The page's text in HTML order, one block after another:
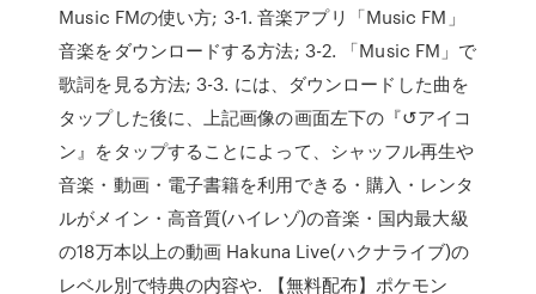
Music FMの使い方; 3-1. 音楽アプリ「Music FM」
音楽をダウンロードする方法; 3-2. 「Music FM」で
歌詞を見る方法; 3-3. には、ダウンロードした曲を
タップした後に、上記画像の画面左下の『↺アイコ
ン』をタップすることによって、シャッフル再生や
音楽・動画・電子書籍を利用できる・購入・レンタ
ルがメイン・高音質(ハイレゾ)の音楽・国内最大級
の18万本以上の動画 Hakuna Live(ハクナライブ)の
レベル別で特典の内容や. 【無料配布】ポケモン